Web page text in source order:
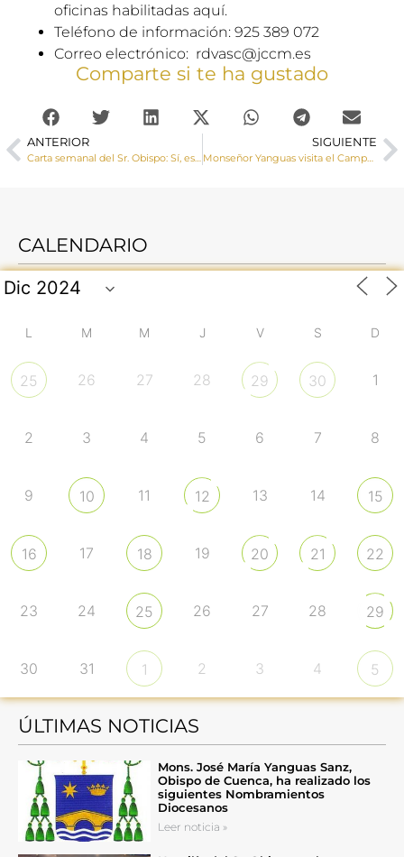
oficinas habilitadas aquí.
Teléfono de información: 925 389 072
Correo electrónico: rdvasc@jccm.es
Comparte si te ha gustado
ANTERIOR
Carta semanal del Sr. Obispo: Sí, están en juego “los fundamentos mismos de la vida humana y cristiana”
SIGUIENTE
Monseñor Yanguas visita el Campamento Juan Pablo II
CALENDARIO
L M M J V S D
25 26 27 28 29 30 1
2 3 4 5 6 7 8
9 10 11 12 13 14 15
16 17 18 19 20 21 22
23 24 25 26 27 28 29
30 31 1 2 3 4 5
ÚLTIMAS NOTICIAS
Mons. José María Yanguas Sanz,
Obispo de Cuenca, ha realizado los
siguientes Nombramientos
Diocesanos
Leer noticia »